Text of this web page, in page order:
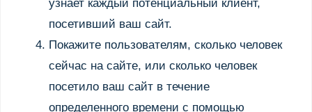
узнает каждый потенциальный клиент,
посетивший ваш сайт.
Покажите пользователям, сколько человек
сейчас на сайте, или сколько человек
посетило ваш сайт в течение
определенного времени с помощью